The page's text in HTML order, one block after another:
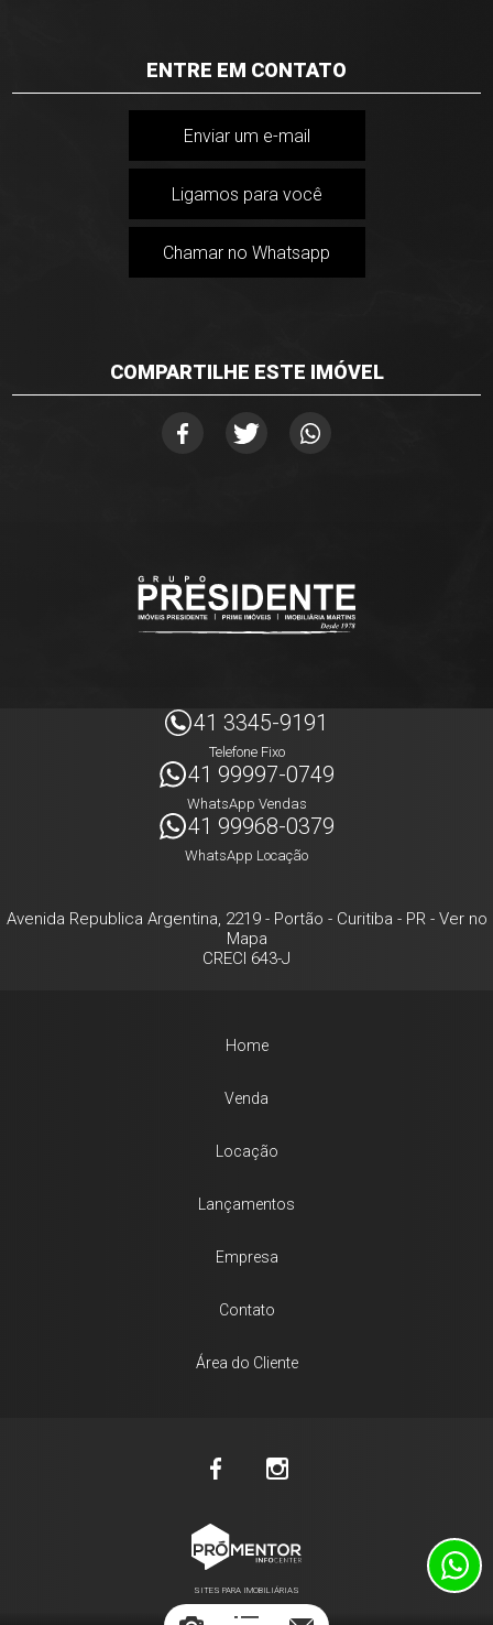
ENTRE EM CONTATO
Enviar um e-mail
Ligamos para você
Chamar no Whatsapp
COMPARTILHE ESTE IMÓVEL
41 3345-9191
Telefone Fixo
41 99997-0749
WhatsApp Vendas
41 99968-0379
WhatsApp Locação
Avenida Republica Argentina, 2219- Portão - Curitiba - PR- Ver no
Mapa
CRECI 643-J
Home
Venda
Locação
Lançamentos
Empresa
Contato
Área do Cliente
SITES PARA IMOBILIÁRIAS